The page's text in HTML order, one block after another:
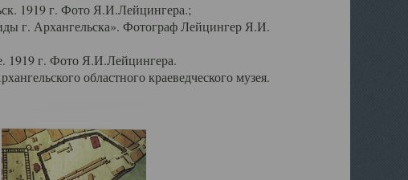
1919 г. Фото Я.И.Лейцингера.;
г. Архангельска». Фотограф Лейцингер Я.И.
1919 г. Фото Я.И.Лейцингера.
областного краеведческого музея.